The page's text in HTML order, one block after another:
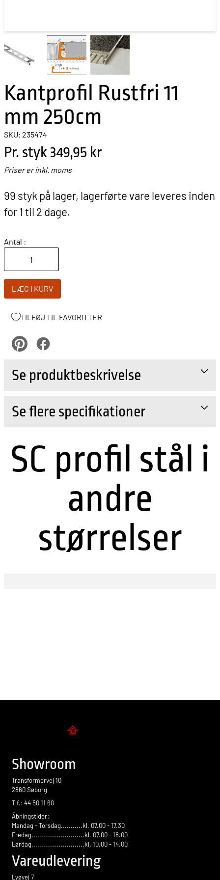
Kantprofil Rustfri 11
mm 250cm
SKU: 235474
Pr. styk 349,95 kr
Priser er inkl. moms
99 styk på lager, lagerførte vare leveres inden
for 1 til 2 dage.
Antal :
LÆG I KURV
TILFØJ TIL FAVORITTER
pinterestFacebook
Se produktbeskrivelse
Se flere specifikationer
SC profil stål i
andre
størrelser
Showroom
Transformervej 10
2860 Søborg
Tlf.: 44 50 11 60
Åbningstider:
Mandag - Torsdag...........kl. 07.00 - 17.30
Fredag...........................kl. 07.00 - 18.00
Lørdag...........................kl. 10.00 - 14.00
Vareudlevering
Lyøvej 7